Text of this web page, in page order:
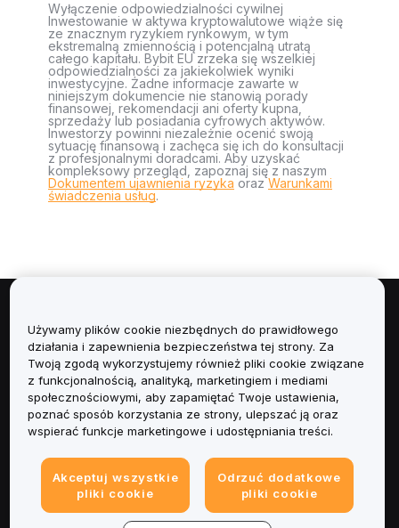
Wyłączenie odpowiedzialności cywilnej
Inwestowanie w aktywa kryptowalutowe wiąże się
ze znacznym ryzykiem rynkowym, w tym
ekstremalną zmiennością i potencjalną utratą
całego kapitału. Bybit EU zrzeka się wszelkiej
odpowiedzialności za jakiekolwiek wyniki
inwestycyjne. Żadne informacje zawarte w
niniejszym dokumencie nie stanowią porady
finansowej, rekomendacji ani oferty kupna,
sprzedaży lub posiadania cyfrowych aktywów.
Inwestorzy powinni niezależnie ocenić swoją
sytuację finansową i zachęca się ich do konsultacji
z profesjonalnymi doradcami. Aby uzyskać
kompleksowy przegląd, zapoznaj się z naszym
Dokumentem ujawnienia ryzyka orazWarunkami
świadczenia usług.
Informacje
Usługi
Obsługa Klienta
Informacje prawne
Używamy plików cookie niezbędnych do prawidłowego
działania i zapewnienia bezpieczeństwa tej strony. Za
Twoją zgodą wykorzystujemy również pliki cookie związane
z funkcjonalnością, analityką, marketingiem i mediami
społecznościowymi, aby zapamiętać Twoje ustawienia,
poznać sposób korzystania ze strony, ulepszać ją oraz
wspierać funkcje marketingowe i udostępniania treści.
Akceptuj wszystkie
pliki cookie
Odrzuć dodatkowe
pliki cookie